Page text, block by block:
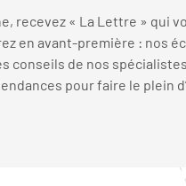
recevez « La Lettre » qui
en avant-première : nos
conseils de nos
pour faire le plein